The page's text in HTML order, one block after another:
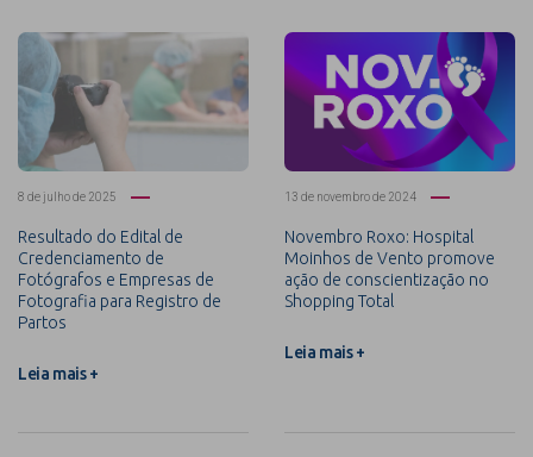
8 de julho de 2025
Resultado do Edital de
Credenciamento de
Fotógrafos e Empresas de
Fotografia para Registro de
Partos
Leia mais +
13 de novembro de 2024
Novembro Roxo: Hospital
Moinhos de Vento promove
ação de conscientização no
Shopping Total
Leia mais +